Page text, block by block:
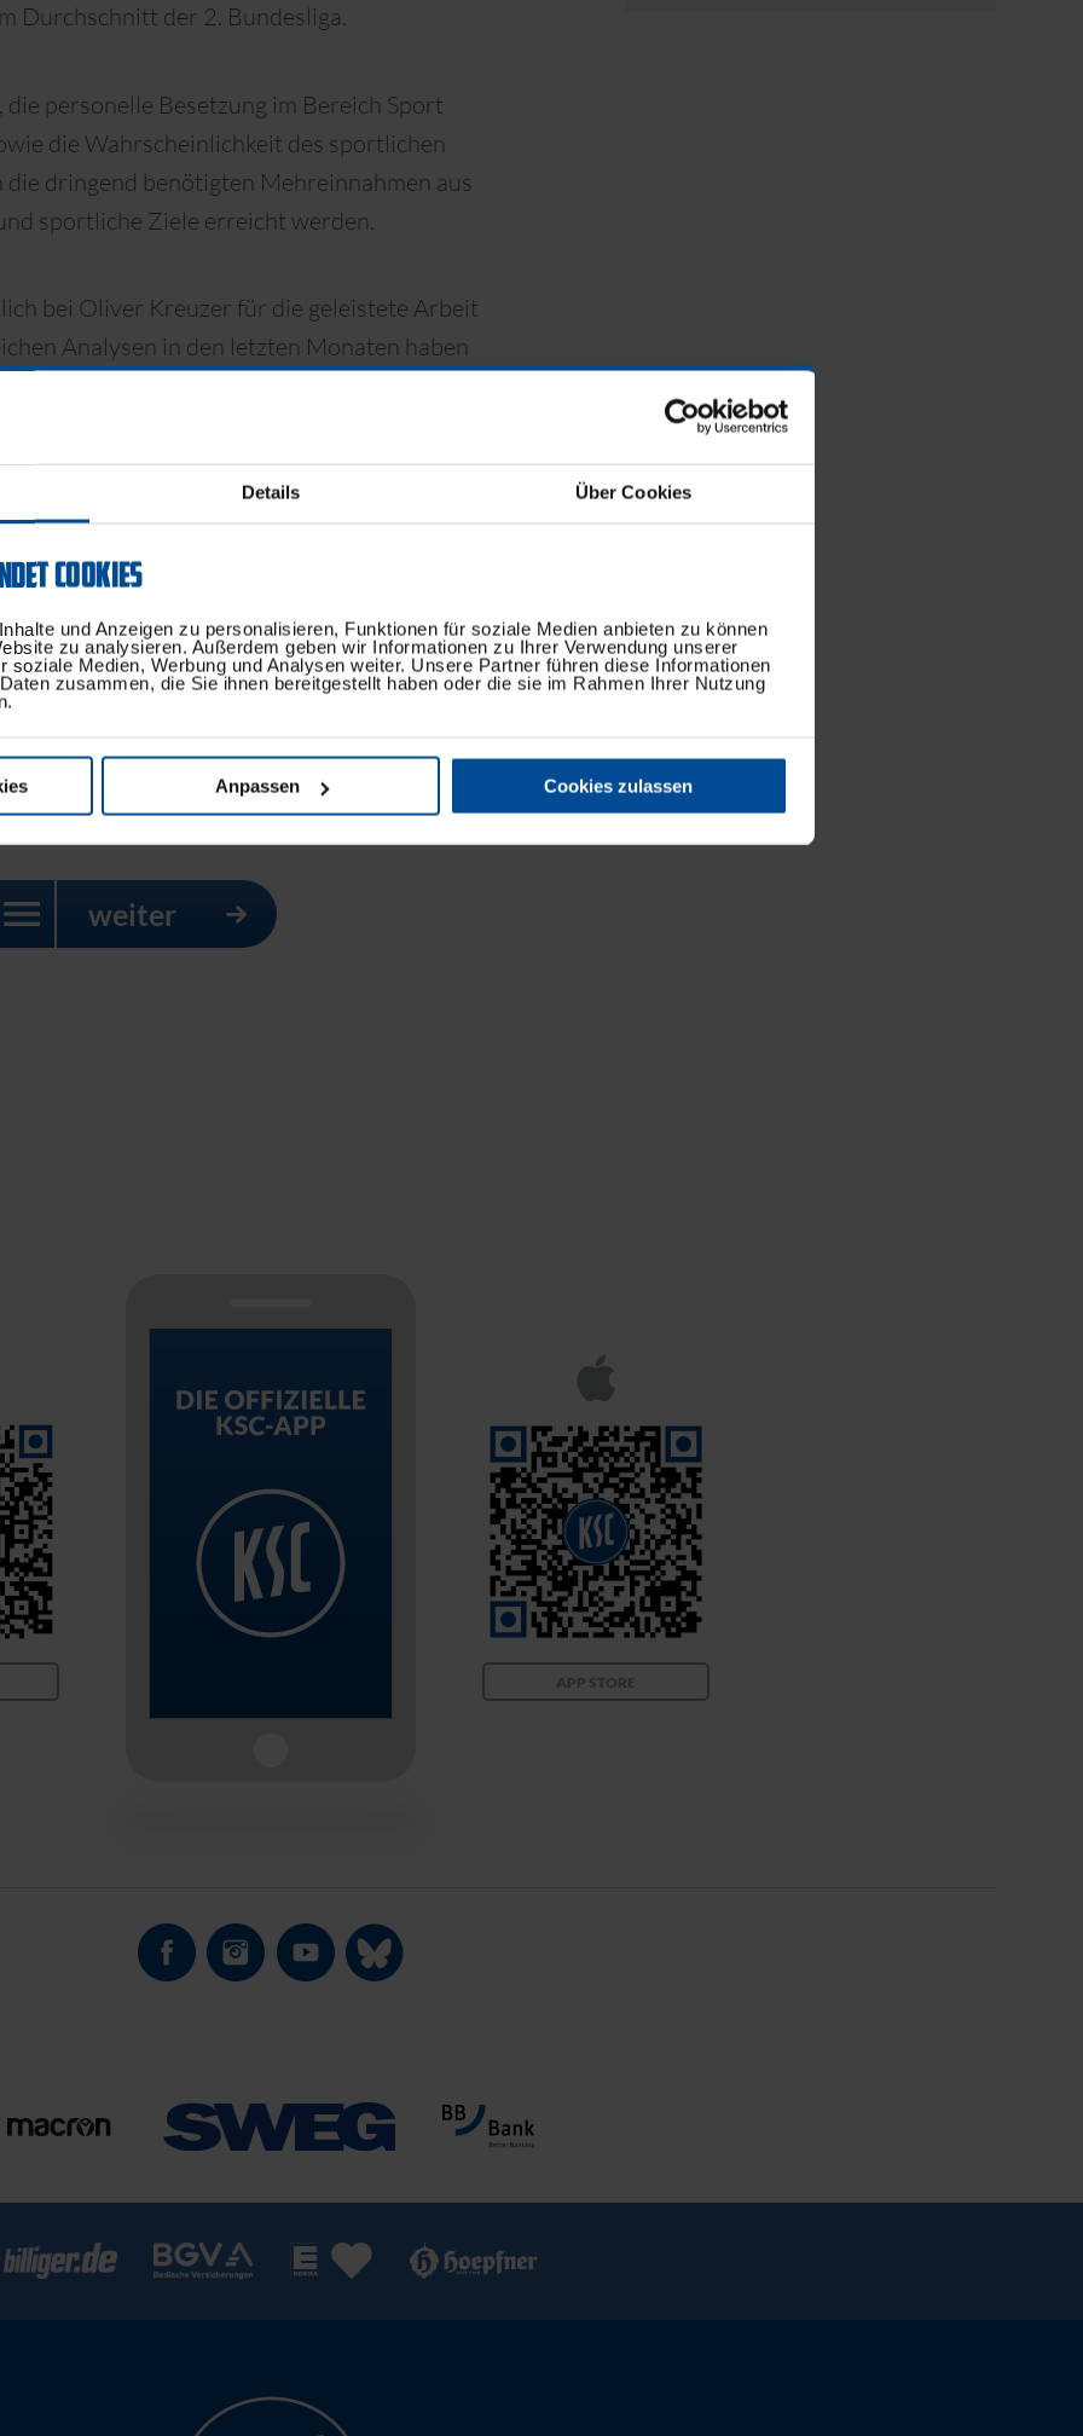
Details Über Cookies
COOKIES
und Anzeigen zu personalisieren, Funktionen für soziale Medien anbieten zu können
zu analysieren. Außerdem geben wir Informationen zu Ihrer Verwendung unserer
soziale Medien, Werbung und Analysen weiter. Unsere Partner führen diese Informationen
zusammen, die Sie ihnen bereitgestellt haben oder die sie im Rahmen Ihrer Nutzung
Anpassen Cookies zulassen
Durchschnitt der 2. Bundesliga.
personelle Besetzung im Bereich Sport
die Wahrscheinlichkeit des sportlichen
dringend benötigten Mehreinnahmen aus
sportliche Ziele erreicht werden.
bei Oliver Kreuzer für die geleistete Arbeit
Analysen in den letzten Monaten haben
sportlichen Bereichs entschieden, um
aber insbesondere auch wirtschaftlich
Beiratsvorsitzender der KSC GmbH &
Sports schnellstmöglich umzusetzen, wurde
BEITRAG TEILEN:
weiter
APP STORE